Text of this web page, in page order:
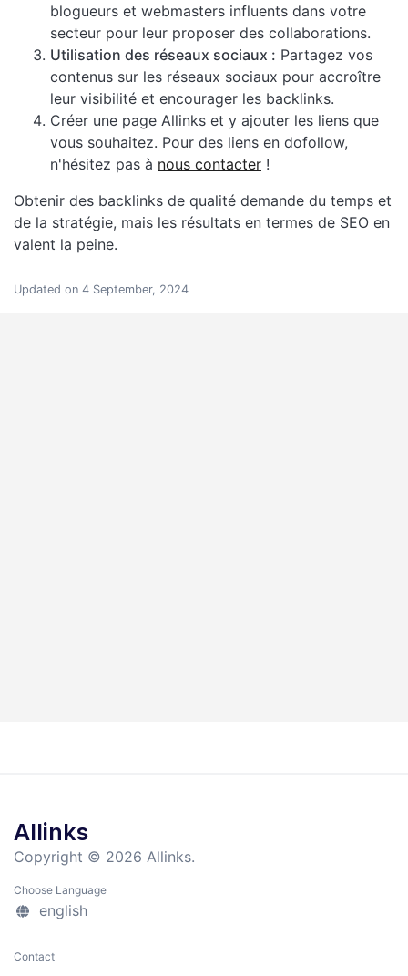
blogueurs et webmasters influents dans votre
secteur pour leur proposer des collaborations.
Utilisation des réseaux sociaux : Partagez vos
contenus sur les réseaux sociaux pour accroître
leur visibilité et encourager les backlinks.
Créer une page Allinks et y ajouter les liens que
vous souhaitez. Pour des liens en dofollow,
n'hésitez pas à nous contacter !
Obtenir des backlinks de qualité demande du temps et
de la stratégie, mais les résultats en termes de SEO en
valent la peine.
Updated on 4 September, 2024
Allinks
Copyright © 2026 Allinks.
Choose Language
english
Contact